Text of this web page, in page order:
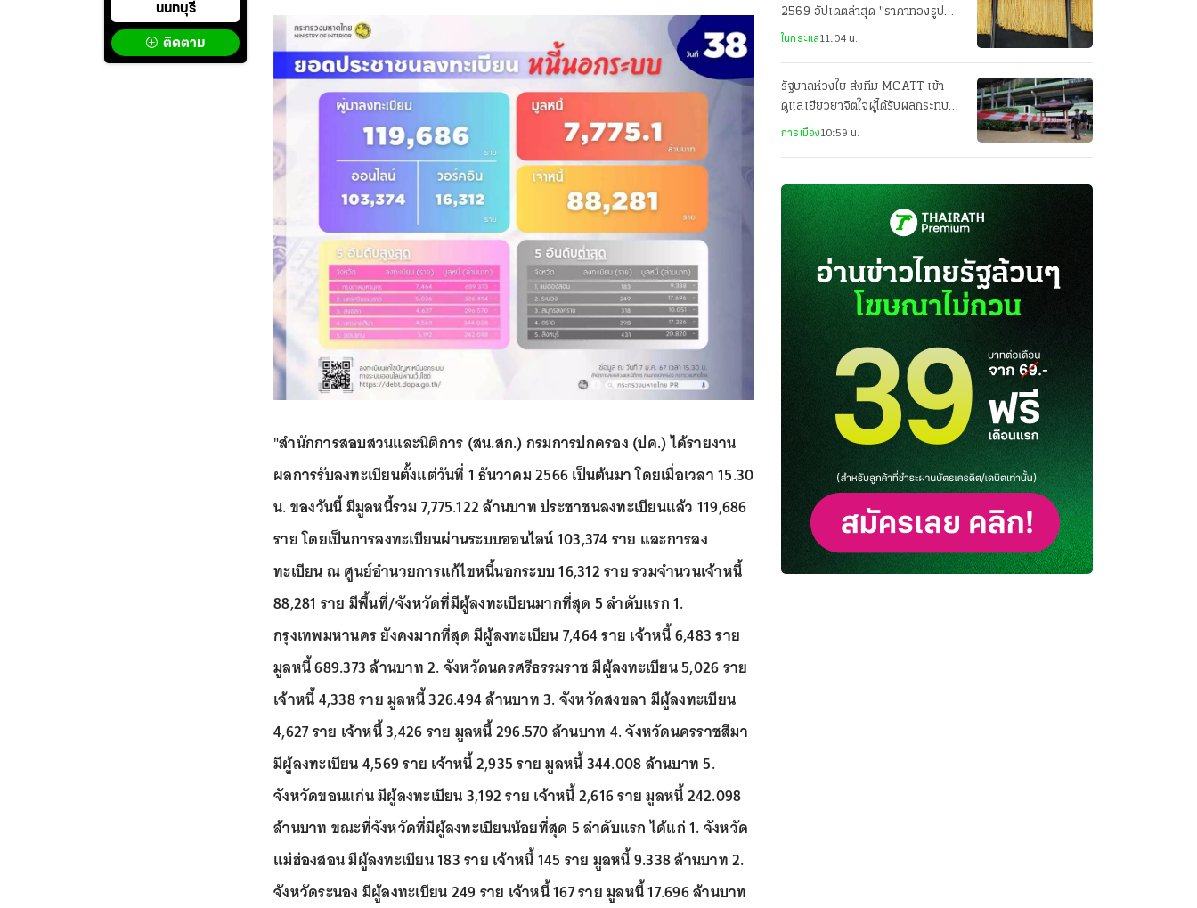
นนทบุรี
ติดตาม
"สำนักการสอบสวนและนิติการ (สน.สก.) กรมการปกครอง (ปค.) ได้รายงาน
ผลการรับลงทะเบียนตั้งแต่วันที่ 1 ธันวาคม 2566 เป็นต้นมา โดยเมื่อเวลา 15.30
น. ของวันนี้ มีมูลหนี้รวม 7,775.122 ล้านบาท ประชาชนลงทะเบียนแล้ว 119,686
ราย โดยเป็นการลงทะเบียนผ่านระบบออนไลน์ 103,374 ราย และการลง
ทะเบียน ณ ศูนย์อำนวยการแก้ไขหนี้นอกระบบ 16,312 ราย รวมจำนวนเจ้าหนี้
88,281 ราย มีพื้นที่/จังหวัดที่มีผู้ลงทะเบียนมากที่สุด 5 ลำดับแรก 1.
กรุงเทพมหานคร ยังคงมากที่สุด มีผู้ลงทะเบียน 7,464 ราย เจ้าหนี้ 6,483 ราย
มูลหนี้ 689.373 ล้านบาท 2. จังหวัดนครศรีธรรมราช มีผู้ลงทะเบียน 5,026 ราย
เจ้าหนี้ 4,338 ราย มูลหนี้ 326.494 ล้านบาท 3. จังหวัดสงขลา มีผู้ลงทะเบียน
4,627 ราย เจ้าหนี้ 3,426 ราย มูลหนี้ 296.570 ล้านบาท 4. จังหวัดนครราชสีมา
มีผู้ลงทะเบียน 4,569 ราย เจ้าหนี้ 2,935 ราย มูลหนี้ 344.008 ล้านบาท 5.
จังหวัดขอนแก่น มีผู้ลงทะเบียน 3,192 ราย เจ้าหนี้ 2,616 ราย มูลหนี้ 242.098
ล้านบาท ขณะที่จังหวัดที่มีผู้ลงทะเบียนน้อยที่สุด 5 ลำดับแรก ได้แก่ 1. จังหวัด
แม่ฮ่องสอน มีผู้ลงทะเบียน 183 ราย เจ้าหนี้ 145 ราย มูลหนี้ 9.338 ล้านบาท 2.
จังหวัดระนอง มีผู้ลงทะเบียน 249 ราย เจ้าหนี้ 167 ราย มูลหนี้ 17.696 ล้านบาท
2569 อัปเดตล่าสุด "ราคาทองรูป
พรรณ" กี่บาทแล้ว
ในกระแส11:04 น.
รัฐบาลห่วงใย ส่งทีม MCATT เข้า
ดูแลเยียวยาจิตใจผู้ได้รับผลกระทบ
เหตุสลดโรงเรียนเทพศิรินทร์ นนทบุรี
การเมือง10:59 น.